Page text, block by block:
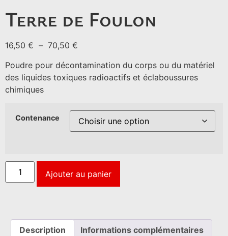
Terre de Foulon
16,50 € – 70,50 €
Poudre pour décontamination du corps ou du matériel
des liquides toxiques radioactifs et éclaboussures
chimiques
Contenance
Ajouter au panier
Description Informations complémentaires